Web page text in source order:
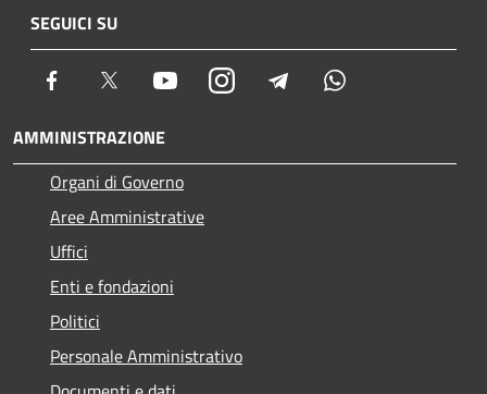
SEGUICI SU
Facebook Twitter YoutubeInstagram Telegram
AMMINISTRAZIONE
Organi di Governo
Aree Amministrative
Uffici
Enti e fondazioni
Politici
Personale Amministrativo